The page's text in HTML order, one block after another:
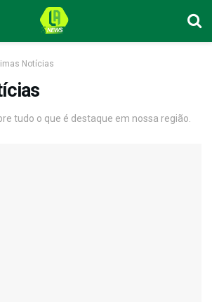
Notícias
tudo o que é destaque em nossa região.